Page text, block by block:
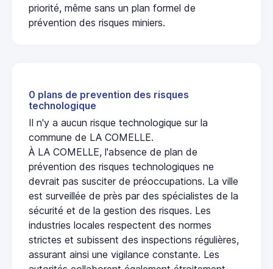
priorité, même sans un plan formel de
prévention des risques miniers.
0 plans de prevention des risques
technologique
Il n'y a aucun risque technologique sur la
commune de LA COMELLE.
À LA COMELLE, l'absence de plan de
prévention des risques technologiques ne
devrait pas susciter de préoccupations. La ville
est surveillée de près par des spécialistes de la
sécurité et de la gestion des risques. Les
industries locales respectent des normes
strictes et subissent des inspections régulières,
assurant ainsi une vigilance constante. Les